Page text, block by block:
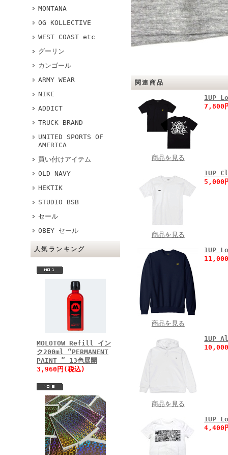
MONTANA
OG KOLLECTIVE
WEST COAST etc
グーリン
カンゴール
ARMY WEAR
NIKE
ADDICT
TRUCK BRAND
UNITED SPORTS OF
AMERICA
買い付けアイテム
OLD NAVY
HEKTIK
STUDIO BSB
セール
OBEY セール
人気ランキング
MOLOTOW Refill イン
ク200ml “PERMANENT
PAINT ” 13色展開
3,960円(税込)
関連商品
商品を見る
1UP
7,800
商品を見る
1UP
5,000
商品を見る
1UP
商品を見る
1UP
1UP
4,400